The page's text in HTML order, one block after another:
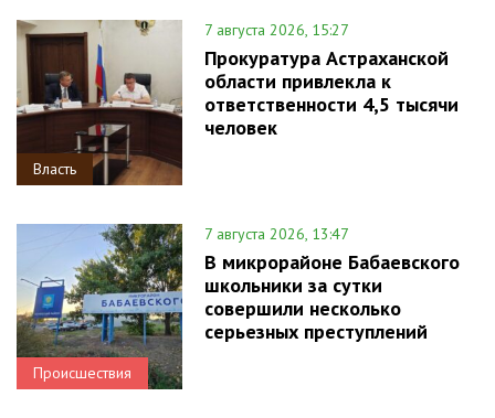
Власть
7 августа 2026, 15:27
Прокуратура Астраханской
области привлекла к
ответственности 4,5 тысячи
человек
Происшествия
7 августа 2026, 13:47
В микрорайоне Бабаевского
школьники за сутки
совершили несколько
серьезных преступлений